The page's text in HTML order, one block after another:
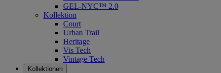
GEL-NYC™ 2.0
Kollektion
Court
Urban Trail
Heritage
Vis Tech
Vintage Tech
Kollektionen